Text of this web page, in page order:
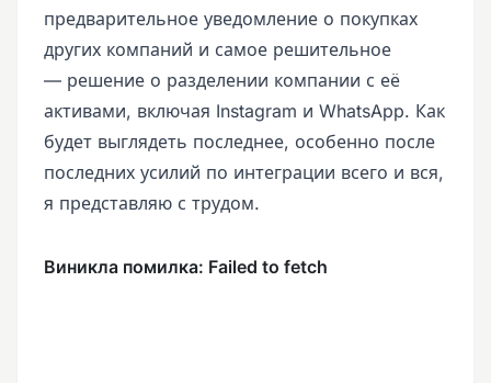
предварительное уведомление о покупках
других компаний и самое решительное
— решение о разделении компании с её
активами, включая Instagram и WhatsApp. Как
будет выглядеть последнее, особенно после
последних усилий по интеграции всего и вся,
я представляю с трудом.